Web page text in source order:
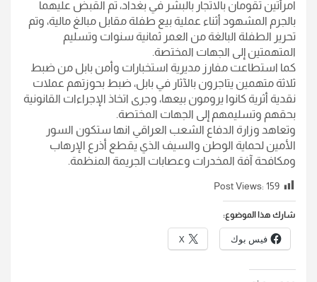
امرأتين تقومان بالاتجار بالبشر في بغداد، تم القبض عليهما
بالجرم المشهود أثناء عملية بيع طفلة مقابل مبالغ مالية، وتم
تحرير الطفلة البالغة من العمر ثمانية سنوات وتسليم
المتهمتين إلى الجهات المختصة.
كما استطاعت مفارز مديرية استخبارات وأمن بابل من ضبط
ثلاثة متهمين يتاجرون بالآثار في بابل، ضبط بحوزتهم عملات
نقدية أثرية كانوا يرومون بيعها، وجرى اتخاذ الإجراءات القانونية
بحقهم وتسليمهم إلى الجهات المختصة.
وتعاهد وزارة الدفاع الشعب العراقي انها ستكون السور
الأمين لحماية الوطن والسيف الذي يقطع أذرع الإرهاب
ومكافحة آفة المخدرات وعصابات الجريمة المنظمة.
Post Views: 159
شارك هذا الموضوع:
فيس بوك X